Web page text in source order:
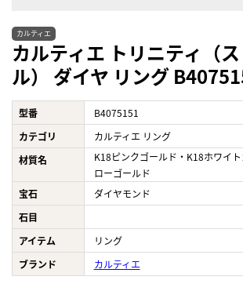
カルティエ
カルティエ トリニティ（
ル） ダイヤ リング
型番
B4075151
カテゴリ
カルティエ リング
材質名
K18ピンクゴールド・K18ホワイ
ローゴールド
宝石
ダイヤモンド
石目
アイテム
リング
ブランド
カルティエ